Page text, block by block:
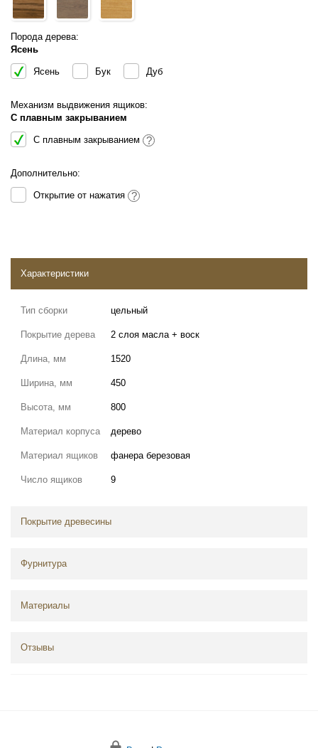
Порода дерева:
Ясень
Ясень Бук Дуб
Механизм выдвижения ящиков:
С плавным закрыванием
С плавным закрыванием ?
Дополнительно:
Открытие от нажатия ?
Характеристики
Тип сборки цельный
Покрытие дерева 2 слоя масла + воск
Длина, мм 1520
Ширина, мм 450
Высота, мм 800
Материал корпуса дерево
Материал ящиков фанера березовая
Число ящиков 9
Покрытие древесины
Фурнитура
Материалы
Отзывы